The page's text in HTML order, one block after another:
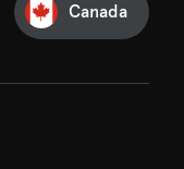
Canada